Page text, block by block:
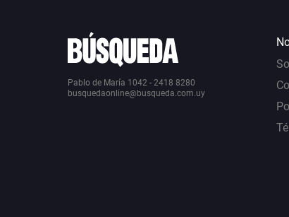
Pablo de María 1042 - 2418 8280
busquedaonline@busqueda.com.uy